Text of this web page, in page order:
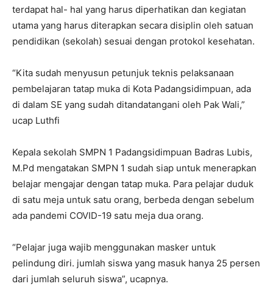
terdapat hal- hal yang harus diperhatikan dan kegiatan
utama yang harus diterapkan secara disiplin oleh satuan
pendidikan (sekolah) sesuai dengan protokol kesehatan.
“Kita sudah menyusun petunjuk teknis pelaksanaan
pembelajaran tatap muka di Kota Padangsidimpuan, ada
di dalam SE yang sudah ditandatangani oleh Pak Wali,”
ucap Luthfi
Kepala sekolah SMPN 1 Padangsidimpuan Badras Lubis,
M.Pd mengatakan SMPN 1 sudah siap untuk menerapkan
belajar mengajar dengan tatap muka. Para pelajar duduk
di satu meja untuk satu orang, berbeda dengan sebelum
ada pandemi COVID-19 satu meja dua orang.
“Pelajar juga wajib menggunakan masker untuk
pelindung diri. jumlah siswa yang masuk hanya 25 persen
dari jumlah seluruh siswa”, ucapnya.